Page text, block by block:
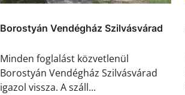
Borostyán Vendégház Szilvásvárad
Minden foglalást közvetlenül
Borostyán Vendégház Szilvásvárad
igazol vissza. A száll...